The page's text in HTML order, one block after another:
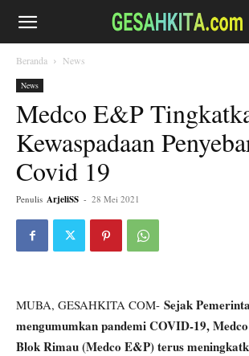
Beranda News
News
Medco E&P
Kewaspadaan
Covid 19
Penulis ArjeliSS - 28 Mei 2021
MUBA, GESAHKITA COM- Sejak
mengumumkan pandemi COVID-19,
Blok Rimau (Medco E&P) terus